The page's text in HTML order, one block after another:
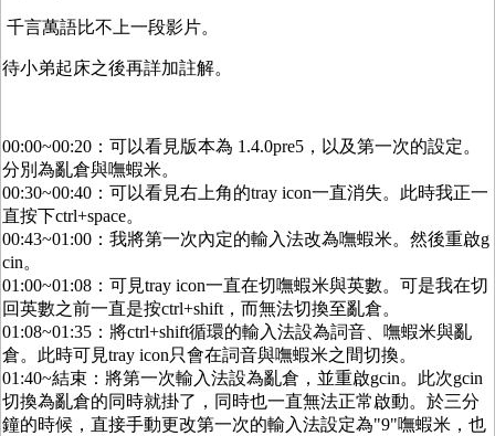
千言萬語比不上一段影片。
待小弟起床之後再詳加註解。
00:00~00:20：可以看見版本為 1.4.0pre5，以及第一次的設定。
分別為亂倉與嘸蝦米。
00:30~00:40：可以看見右上角的tray icon一直消失。此時我正一
直按下ctrl+space。
00:43~01:00：我將第一次內定的輸入法改為嘸蝦米。然後重啟g
cin。
01:00~01:08：可見tray icon一直在切嘸蝦米與英數。可是我在切
回英數之前一直是按ctrl+shift，而無法切換至亂倉。
01:08~01:35：將ctrl+shift循環的輸入法設為詞音、嘸蝦米與亂
倉。此時可見tray icon只會在詞音與嘸蝦米之間切換。
01:40~結束：將第一次輸入法設為亂倉，並重啟gcin。此次gcin
切換為亂倉的同時就掛了，同時也一直無法正常啟動。於三分
鐘的時候，直接手動更改第一次的輸入法設定為"9"嘸蝦米，也